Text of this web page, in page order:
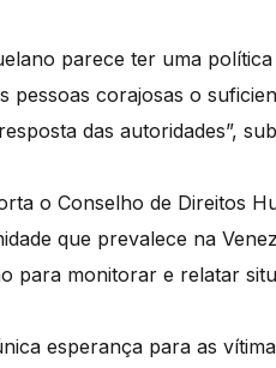
parece ter uma
pessoas corajosas o
das autoridades”,
o Conselho de Direitos
que prevalece na
para monitorar e relatar
esperança para as